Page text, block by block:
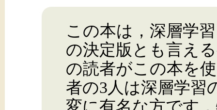
この本は，深層学
の決定版とも言え
の読者がこの本を
者の3人は深層学習
変に有名な方です